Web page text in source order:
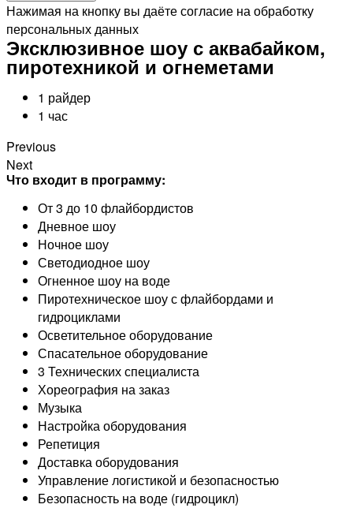
Нажимая на кнопку вы даёте согласие на обработку
персональных данных
Эксклюзивное шоу с аквабайком,
пиротехникой и огнеметами
1 райдер
1 час
Previous
Next
Что входит в программу:
От 3 до 10 флайбордистов
Дневное шоу
Ночное шоу
Светодиодное шоу
Огненное шоу на воде
Пиротехническое шоу с флайбордами и
гидроциклами
Осветительное оборудование
Спасательное оборудование
3 Технических специалиста
Хореография на заказ
Музыка
Настройка оборудования
Репетиция
Доставка оборудования
Управление логистикой и безопасностью
Безопасность на воде (гидроцикл)